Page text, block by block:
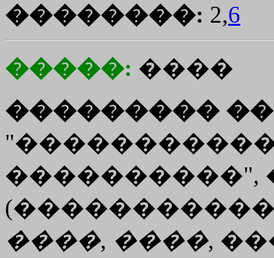
��������: 2,6
�����: ����
���������
����������",
����, ����,